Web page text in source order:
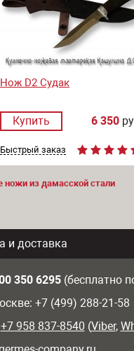
Нож D2 Судак
Купить 6 350
Быстрый заказ
ножи из дамасской стали
и доставка
350 6295(бесплатно
+7 (499) 288-21-58
+7 958 837-8540 (Viber,